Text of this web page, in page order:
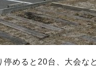
めると20台、大会な